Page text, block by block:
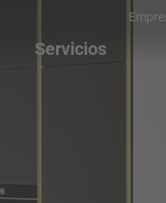
Servicios